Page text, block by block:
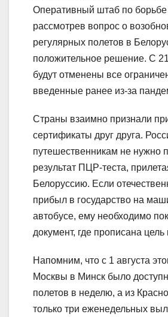
Оперативный штаб по борьбе
рассмотрев вопрос о
регулярных полетов в
положительное решение. С
будут отменены все
введенные ранее из-за
Страны взаимно признали
сертификаты друг друга.
путешественникам не нужно
результат ПЦР-теста,
Белоруссию. Если
прибыл в государство на
автобусе, ему необходимо
документ, где прописана цель
Напомним, что с 1 августа
Москвы в Минск было
полетов в неделю, а из
только три еженедельных